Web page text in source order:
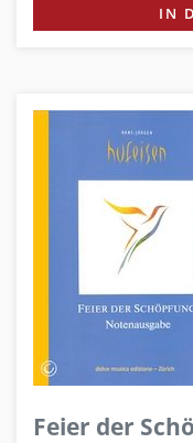
IN
Feier der